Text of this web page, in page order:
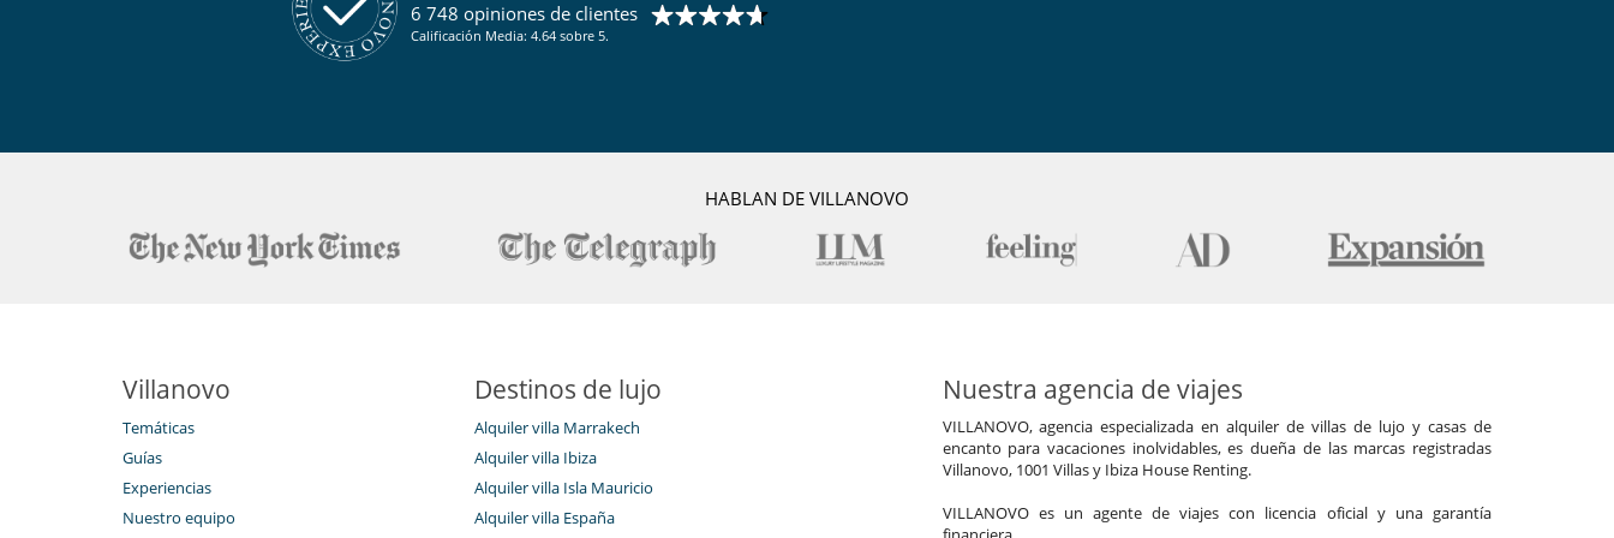
Cocina totalmente equipada
Lavadora-secadora
Niños
Cuna Los niños son bienvenidos
Para su comodidad y agrado
Parking privado
Secador
6 748 opiniones de clientes
Calificación Media: 4.64 sobre 5.
HABLAN DE VILLANOVO
Villanovo
Temáticas
Guías
Experiencias
Nuestro equipo
Destinos de lujo
Alquiler villa Marrakech
Alquiler villa Ibiza
Alquiler villa Isla Mauricio
Alquiler villa España
Nuestra agencia de viajes
VILLANOVO, agencia especializada en alquiler de villas de lujo y casas de
encanto para vacaciones inolvidables, es dueña de las marcas registradas
Villanovo, 1001 Villas y Ibiza House Renting.
VILLANOVO es un agente de viajes con licencia oficial y una garantía